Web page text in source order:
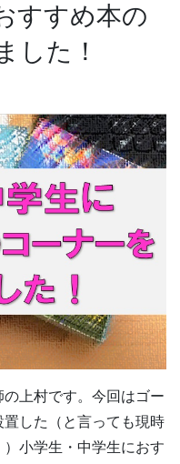
すすめ本の
した！
上村です。今回はゴー
した（と言っても現時
小学生・中学生におす